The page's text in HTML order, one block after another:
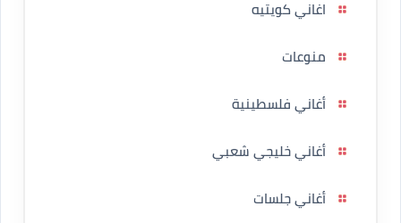
اغاني كويتيه
منوعات
أغاني فلسطينية
أغاني خليجي شعبي
أغاني جلسات